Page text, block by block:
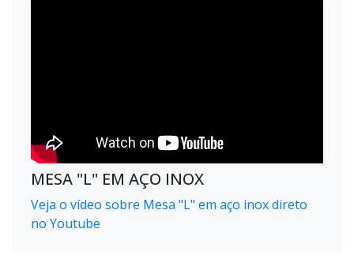
MESA "L" EM AÇO INOX
Veja o vídeo sobre Mesa "L" em aço inox direto
no Youtube